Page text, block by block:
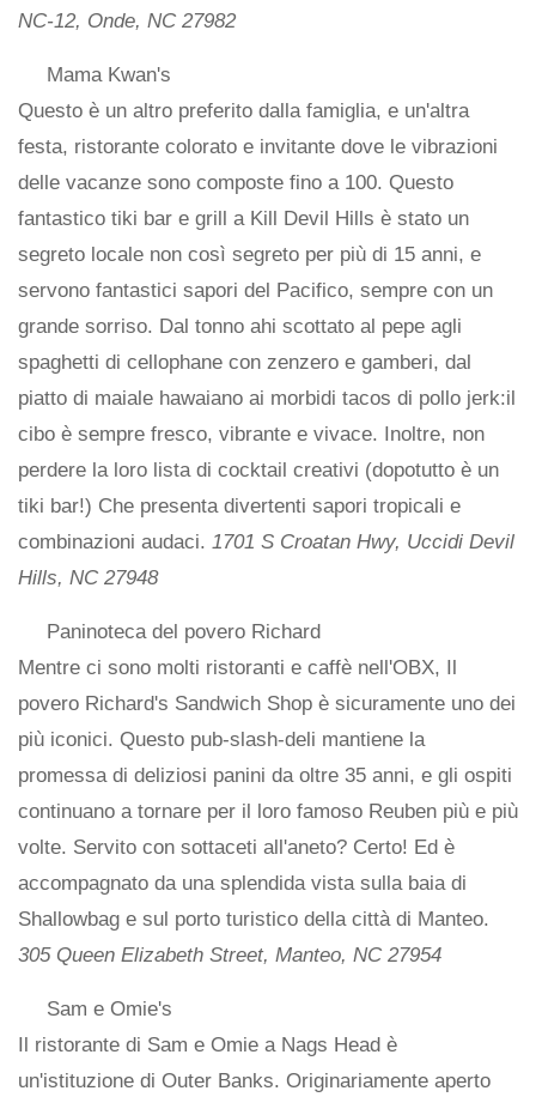
NC-12, Onde, NC 27982
Mama Kwan's
Questo è un altro preferito dalla famiglia, e un'altra
festa, ristorante colorato e invitante dove le vibrazioni
delle vacanze sono composte fino a 100. Questo
fantastico tiki bar e grill a Kill Devil Hills è stato un
segreto locale non così segreto per più di 15 anni, e
servono fantastici sapori del Pacifico, sempre con un
grande sorriso. Dal tonno ahi scottato al pepe agli
spaghetti di cellophane con zenzero e gamberi, dal
piatto di maiale hawaiano ai morbidi tacos di pollo jerk:il
cibo è sempre fresco, vibrante e vivace. Inoltre, non
perdere la loro lista di cocktail creativi (dopotutto è un
tiki bar!) Che presenta divertenti sapori tropicali e
combinazioni audaci. 1701 S Croatan Hwy, Uccidi Devil
Hills, NC 27948
Paninoteca del povero Richard
Mentre ci sono molti ristoranti e caffè nell'OBX, Il
povero Richard's Sandwich Shop è sicuramente uno dei
più iconici. Questo pub-slash-deli mantiene la
promessa di deliziosi panini da oltre 35 anni, e gli ospiti
continuano a tornare per il loro famoso Reuben più e più
volte. Servito con sottaceti all'aneto? Certo! Ed è
accompagnato da una splendida vista sulla baia di
Shallowbag e sul porto turistico della città di Manteo.
305 Queen Elizabeth Street, Manteo, NC 27954
Sam e Omie's
Il ristorante di Sam e Omie a Nags Head è
un'istituzione di Outer Banks. Originariamente aperto